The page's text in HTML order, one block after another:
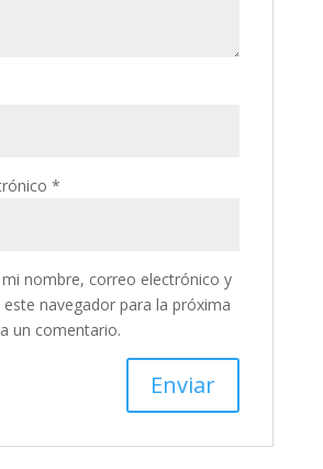
*
mi nombre, correo electrónico y
navegador para la próxima
un comentario.